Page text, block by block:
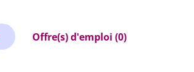
Offre(s) d'emploi (0)